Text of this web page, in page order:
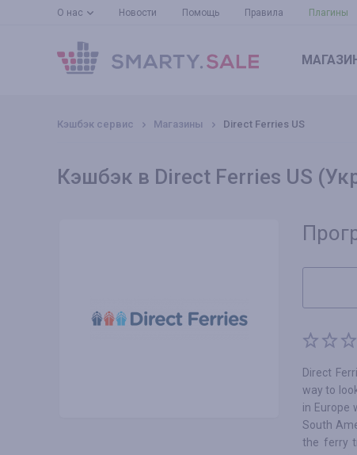
О нас Новости Помощь Правила Плагины
Кэшбэк сервис Магазины Direct Ferries US
Кэшбэк в Direct Ferries US
Direct
way to
in Europe
South
the ferry